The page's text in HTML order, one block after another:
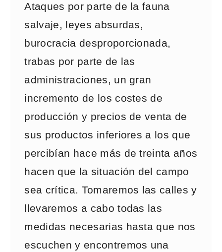
Ataques por parte de la fauna
salvaje, leyes absurdas,
burocracia desproporcionada,
trabas por parte de las
administraciones, un gran
incremento de los costes de
producción y precios de venta de
sus productos inferiores a los que
percibían hace más de treinta años
hacen que la situación del campo
sea crítica. Tomaremos las calles y
llevaremos a cabo todas las
medidas necesarias hasta que nos
escuchen y encontremos una